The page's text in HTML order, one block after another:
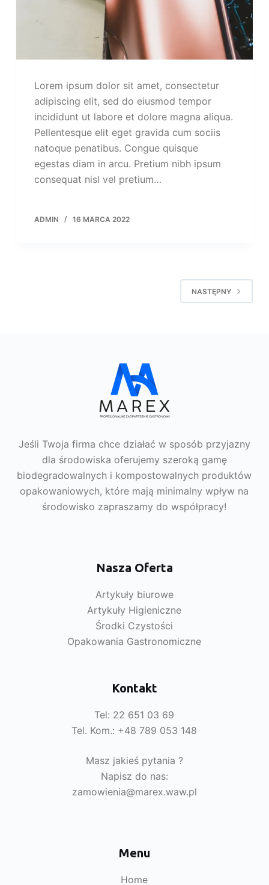
Lorem ipsum dolor sit amet, consectetur
adipiscing elit, sed do eiusmod tempor
incididunt ut labore et dolore magna aliqua.
Pellentesque elit eget gravida cum sociis
natoque penatibus. Congue quisque
egestas diam in arcu. Pretium nibh ipsum
consequat nisl vel pretium…
ADMIN 16 MARCA 2022
NASTĘPNY
Jeśli Twoja firma chce działać w sposób przyjazny
dla środowiska oferujemy szeroką gamę
biodegradowalnych i kompostowalnych produktów
opakowaniowych, które mają minimalny wpływ na
środowisko zapraszamy do współpracy!
Nasza Oferta
Artykuły biurowe
Artykuły Higieniczne
Środki Czystości
Opakowania Gastronomiczne
Kontakt
Tel: 22 651 03 69
Tel. Kom.: +48 789 053 148
Masz jakieś pytania ?
Napisz do nas:
zamowienia@marex.waw.pl
Menu
Home